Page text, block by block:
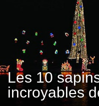
Les 10
incroyables